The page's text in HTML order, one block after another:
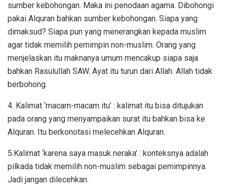
sumber kebohongan. Maka ini penodaan agama. Dibohongi
pakai Alquran bahkan sumber kebohongan. Siapa yang
dimaksud? Siapa pun yang menerangkan kepada muslim
agar tidak memilih pemimpin non-muslim. Orang yang
menjelaskan itu maknanya umum mencakup siapa saja
bahkan Rasulullah SAW. Ayat itu turun dari Allah. Allah tidak
berbohong.
4. Kalimat ‘macam-macam itu’ : kalimat itu bisa ditujukan
pada orang yang menyampaikan surat itu bahkan bisa ke
Alquran. Itu berkonotasi melecehkan Alquran.
5.Kalimat ‘karena saya masuk neraka’ : konteksnya adalah
pilkada tidak memilih non-muslim sebagai pemimpinnya.
Jadi jangan dilecehkan.